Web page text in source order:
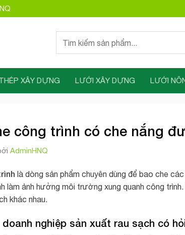
Tìm
XÂY DỰNG LƯỚI XÂY DỰNG LƯỚI
công trình có che nắng
AdminHNQ
là dòng sản phẩm chuyên dùng để bao che
làm ảnh hưởng môi trường xung quanh công
khác nhau.
nghiệp sản xuất rau sạch có